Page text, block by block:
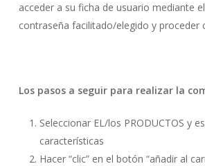
acceder a su ficha de usuario mediante
contraseña facilitado/elegido y proceder
Los pasos a seguir para realizar la
Seleccionar EL/los PRODUCTOS y
características
Hacer “clic” en el botón “añadir al